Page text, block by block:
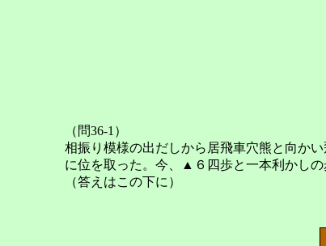
（問36-1）
相振り模様の出だしから居飛車穴熊と向か
に位を取った。今、▲６四歩と一本利かし
（答えはこの下に）